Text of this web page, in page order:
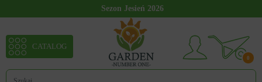
Sezon Jesień 2026
0
CATALOG